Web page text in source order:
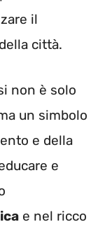
il
città.
non è solo
un simbolo
e della
e
e nel ricco